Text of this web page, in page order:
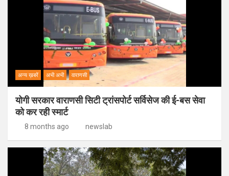
अन्य ख़बरें अभी अभी वाराणसी
योगी सरकार वाराणसी सिटी ट्रांसपोर्ट सर्विसेज की ई-बस सेवा
को कर रही स्मार्ट
8 months ago newslab